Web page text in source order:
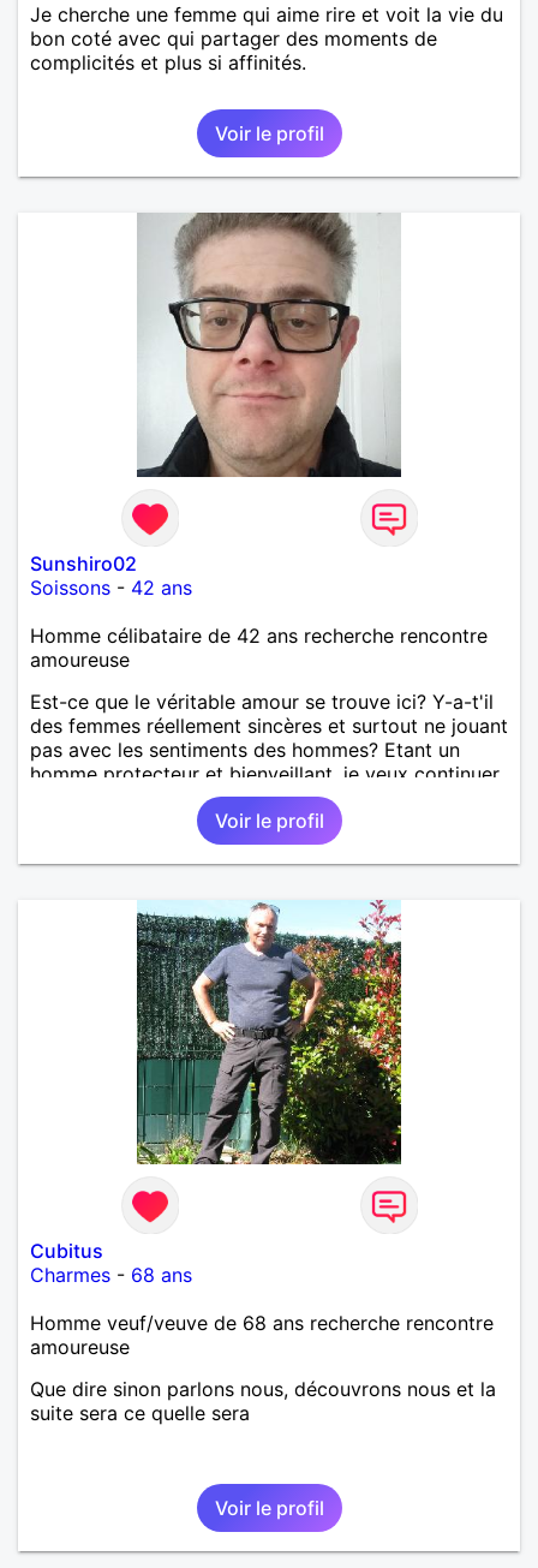
Je cherche une femme qui aime rire et voit la vie du
bon coté avec qui partager des moments de
complicités et plus si affinités.
Voir le profil
Sunshiro02
Soissons - 42 ans
Homme célibataire de 42 ans recherche rencontre
amoureuse
Est-ce que le véritable amour se trouve ici? Y-a-t'il
des femmes réellement sincères et surtout ne jouant
pas avec les sentiments des hommes? Etant un
homme protecteur et bienveillant, je veux continuer
d'y croire et pouvoir enfin former la petite famille
que je désir temps. Faux profil, profiteuse et autres
joyeuseté passer votre chemin, vous ne
m'intéressez pas du tout!
Voir le profil
Cubitus
Charmes - 68 ans
Homme veuf/veuve de 68 ans recherche rencontre
amoureuse
Que dire sinon parlons nous, découvrons nous et la
suite sera ce quelle sera
Voir le profil